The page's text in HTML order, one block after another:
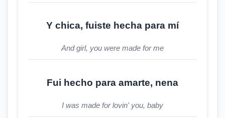
Y chica, fuiste hecha para mí
And girl, you were made for me
Fui hecho para amarte, nena
I was made for lovin' you, baby